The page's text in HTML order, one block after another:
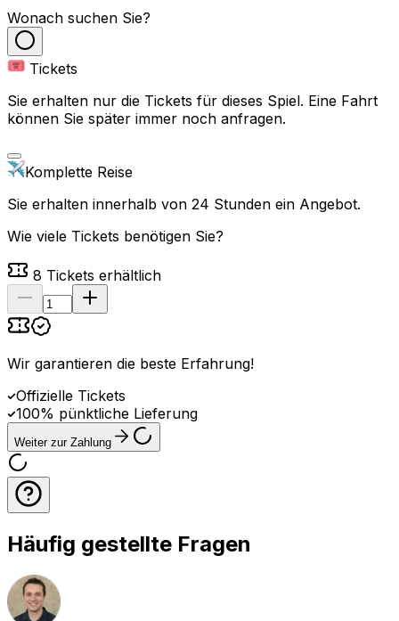
Wonach suchen Sie?
Tickets
Sie erhalten nur die Tickets für dieses Spiel. Eine Fahrt
können Sie später immer noch anfragen.
Komplette Reise
Sie erhalten innerhalb von 24 Stunden ein Angebot.
Wie viele Tickets benötigen Sie?
8 Tickets erhältlich
Wir garantieren die beste Erfahrung!
Offizielle Tickets
100% pünktliche Lieferung
Weiter zur Zahlung
Häufig gestellte Fragen